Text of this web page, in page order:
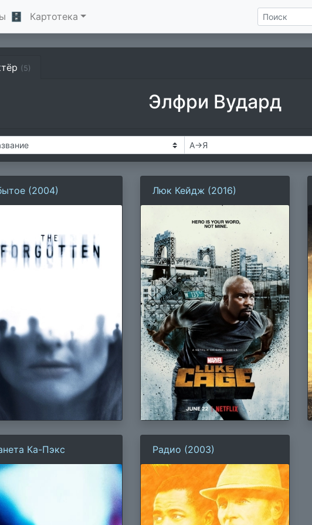
🗄 Картотека
(5)
Элфри Вудард
(2004) Люк Кейдж (2016)
Ка-Пэкс Радио (2003)